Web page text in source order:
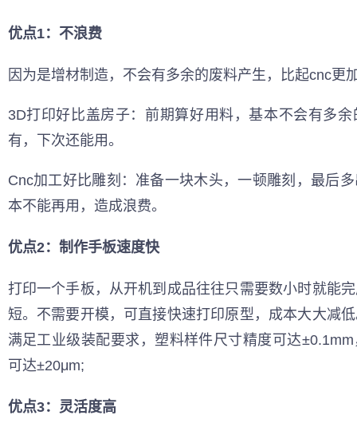
优点1：不浪费
因为是增材制造，不会有多余的废料产生，比起cnc更
3D打印好比盖房子：前期算好用料，基本不会有多
有，下次还能用。
Cnc加工好比雕刻：准备一块木头，一顿雕刻，最后
本不能再用，造成浪费。
优点2：制作手板速度快
打印一个手板，从开机到成品往往只需要数小时就能
短。不需要开模，可直接快速打印原型，成本大大减
满足工业级装配要求，塑料样件尺寸精度可达
可达±20μm;
优点3：灵活度高